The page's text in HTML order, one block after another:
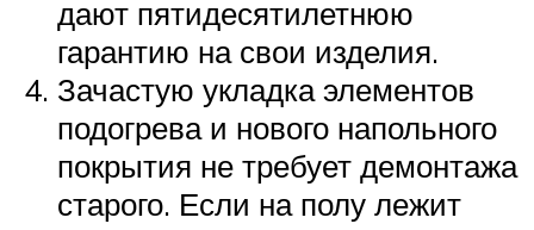
дают пятидесятилетнюю
гарантию на свои изделия.
Зачастую укладка элементов
подогрева и нового напольного
покрытия не требует демонтажа
старого. Если на полу лежит